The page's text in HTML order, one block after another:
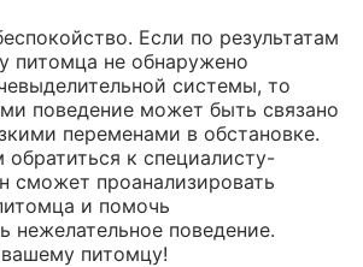
Если по результатам
питомца не обнаружено
системы, то
поведение может быть связано
переменами в обстановке.
к специалисту-
сможет проанализировать
и помочь
нежелательное поведение.
питомцу!